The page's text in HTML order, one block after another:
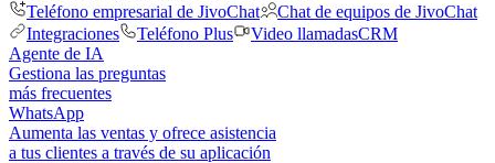
Teléfono empresarial de JivoChat
Chat de equipos de JivoChat
Integraciones
Teléfono Plus Video llamadasCRM
Agente de IA
Gestiona las preguntas
más frecuentes
WhatsApp
Aumenta las ventas y ofrece asistencia
a tus clientes a través de su aplicación